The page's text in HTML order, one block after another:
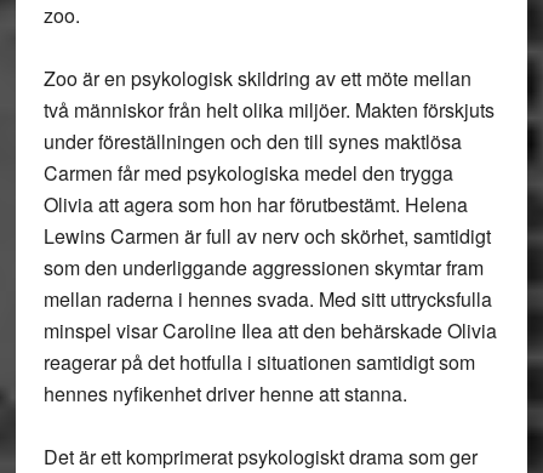
zoo.
Zoo är en psykologisk skildring av ett möte mellan
två människor från helt olika miljöer. Makten förskjuts
under föreställningen och den till synes maktlösa
Carmen får med psykologiska medel den trygga
Olivia att agera som hon har förutbestämt. Helena
Lewins Carmen är full av nerv och skörhet, samtidigt
som den underliggande aggressionen skymtar fram
mellan raderna i hennes svada. Med sitt uttrycksfulla
minspel visar Caroline Ilea att den behärskade Olivia
reagerar på det hotfulla i situationen samtidigt som
hennes nyfikenhet driver henne att stanna.
Det är ett komprimerat psykologiskt drama som ger